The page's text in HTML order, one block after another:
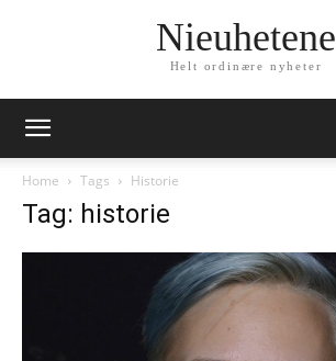
Nieuhetene
Helt ordinære nyheter
Home Tags Historie
Tag: historie